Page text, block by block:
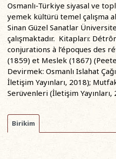
Osmanlı-Türkiye siyasal ve
yemek kültürü temel çalışma
Sinan Güzel Sanatlar
çalışmaktadır. Kitapları:
conjurations à l’époques des
(1859) et Meslek (1867)
Devirmek: Osmanlı Islahat
İletişim Yayınları, 2018);
Serüvenleri (İletişim Yayınları,
Birikim